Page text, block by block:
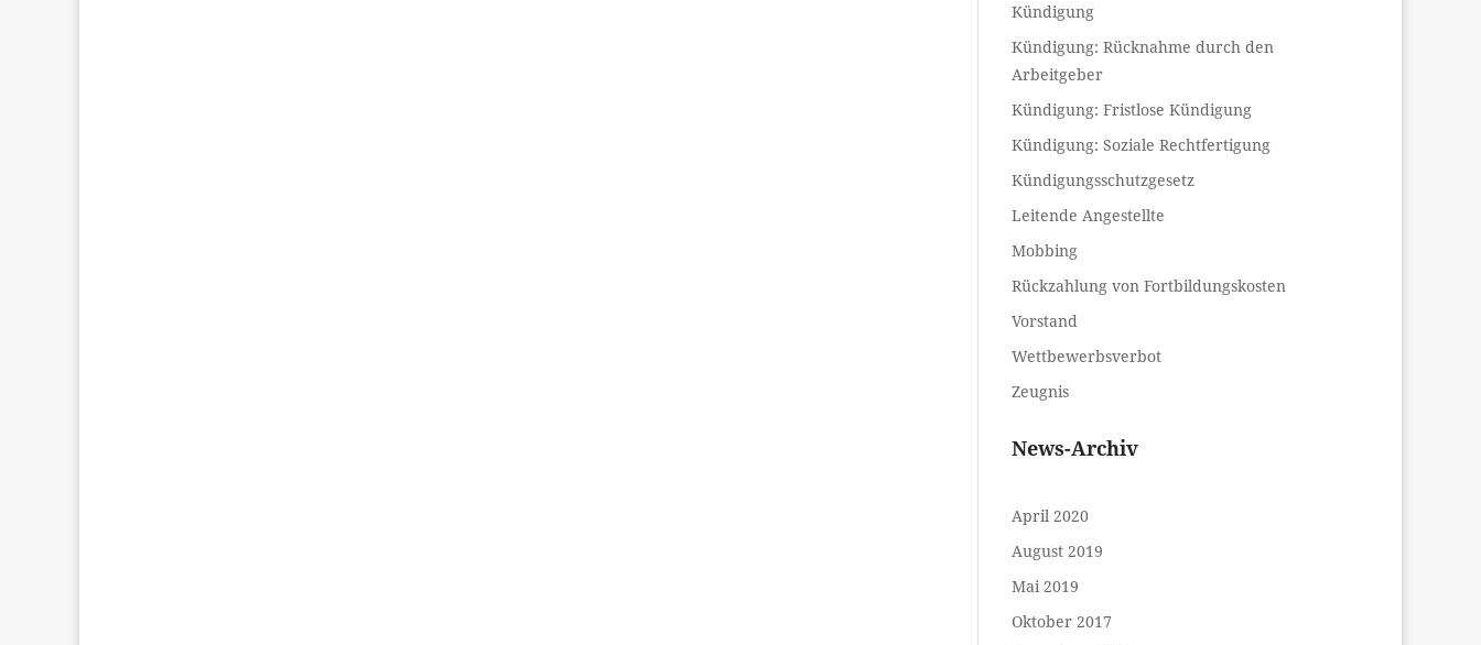
Kündigung
Kündigung: Rücknahme durch den
Arbeitgeber
Kündigung: Fristlose Kündigung
Kündigung: Soziale Rechtfertigung
Kündigungsschutzgesetz
Leitende Angestellte
Mobbing
Rückzahlung von Fortbildungskosten
Vorstand
Wettbewerbsverbot
Zeugnis
News-Archiv
April 2020
August 2019
Mai 2019
Oktober 2017